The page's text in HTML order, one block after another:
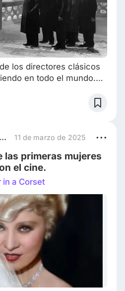
los directores clásicos
en todo el mundo.
se complete con un
filibusterismo nos lleva
Stewart dejando el
en Mr. Smith Goes to
xiomara La Reyna Galáctica 11 de marzo de 2025
las primeras mujeres
el cine.
in a Corset